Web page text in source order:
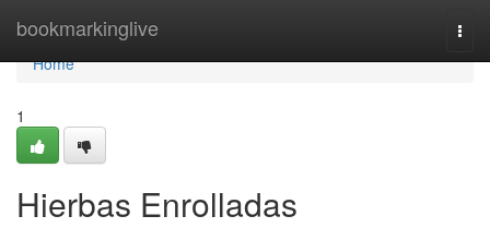
bookmarkinglive
Home
Home
1
Hierbas Enrolladas